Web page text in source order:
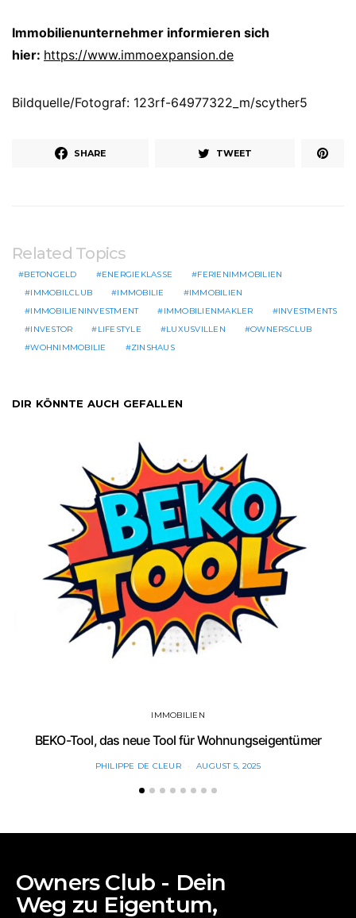
Immobilienunternehmer informieren sich
hier: https://www.immoexpansion.de
Bildquelle/Fotograf: 123rf-64977322_m/scyther5
SHARE TWEET
Related Topics
BETONGELD ENERGIEKLASSE
FERIENIMMOBILIEN
IMMOBILCLUB
IMMOBILIE
IMMOBILIEN
IMMOBILIENINVESTMENT
IMMOBILIENMAKLER
INVESTMENTS
INVESTOR
LIFESTYLE LUXUSVILLEN
OWNERSCLUB
WOHNIMMOBILIE
ZINSHAUS
DIR KÖNNTE AUCH GEFALLEN
IMMOBILIEN
BEKO-Tool, das neue Tool für Wohnungseigentümer
PHILIPPE DE CLEUR AUGUST 5, 2025
Owners Club - Dein
Weg zu Eigentum,